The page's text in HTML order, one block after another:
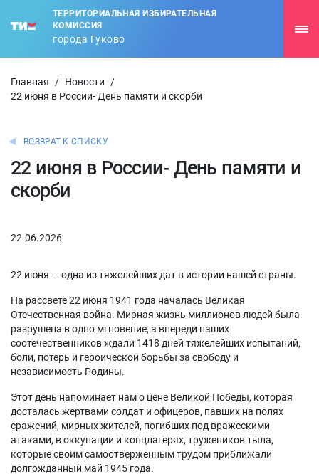
ТЕРРИТОРИАЛЬНАЯ ИЗБИРАТЕЛЬНАЯ
КОМИССИЯ
города Гуково
Главная / Новости
/
22 июня в России- День памяти и скорби
ВОЗВРАТ К СПИСКУ
22 июня в России- День памяти и
скорби
22.06.2026
22 июня — одна из тяжелейших дат в истории нашей страны.
На рассвете 22 июня 1941 года началась Великая
Отечественная война. Мирная жизнь миллионов людей была
разрушена в одно мгновение, а впереди наших
соотечественников ждали 1418 дней тяжелейших испытаний,
боли, потерь и героической борьбы за свободу и
независимость Родины.
Этот день напоминает нам о цене Великой Победы, которая
досталась жертвами солдат и офицеров, павших на полях
сражений, мирных жителей, погибших под вражескими
атаками, в оккупации и концлагерях, тружеников тыла,
которые своим самоотверженным трудом приближали
долгожданный май 1945 года.